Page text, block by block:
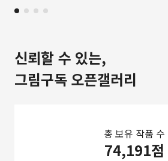
신뢰할 수 있는,
그림구독 오픈갤러리
총 보유 작품 수
74,191점